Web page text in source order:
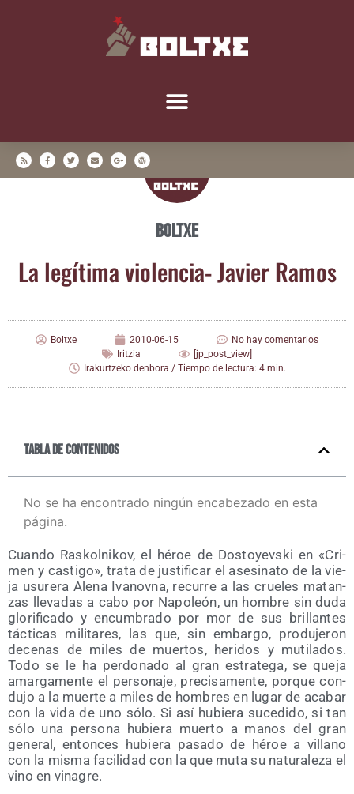
Boltxe
La legí­ti­ma vio­len­cia- Javier Ramos
Boltxe 2010-06-15
No hay comentarios
Iritzia
[jp_post_view]
Irakurtzeko denbora / Tiempo de lectura: 4 min.
Tabla de contenidos
No se ha encontrado ningún encabezado en esta
página.
Cuan­do Ras­kol­ni­kov, el héroe de Dos­to­yevs­ki en «Cri­
men y cas­ti­go», tra­ta de jus­ti­fi­car el ase­si­na­to de la vie­
ja usu­re­ra Ale­na Iva­nov­na, recu­rre a las crue­les matan­
zas lle­va­das a cabo por Napo­león, un hom­bre sin duda
glo­ri­fi­ca­do y encum­bra­do por mor de sus bri­llan­tes
tác­ti­cas mili­ta­res, las que, sin embar­go, pro­du­je­ron
dece­nas de miles de muer­tos, heri­dos y muti­la­dos.
Todo se le ha per­do­na­do al gran estra­te­ga, se que­ja
amar­ga­men­te el per­so­na­je, pre­ci­sa­men­te, por­que con­
du­jo a la muer­te a miles de hom­bres en lugar de aca­bar
con la vida de uno sólo. Si así hubie­ra suce­di­do, si tan
sólo una per­so­na hubie­ra muer­to a manos del gran
gene­ral, enton­ces hubie­ra pasa­do de héroe a villano
con la mis­ma faci­li­dad con la que muta su natu­ra­le­za el
vino en vinagre.